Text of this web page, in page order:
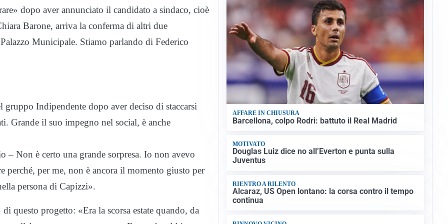
dopo aver annunciato il candidato a sindaco, cioè
Barone, arriva la conferma di altri due
Municipale. Stiamo parlando di Federico
Indipendente dopo aver deciso di staccarsi
Grande il suo impegno nel social, è anche
– Non è certo una grande sorpresa. Io non avevo
perché, per me, non è ancora il momento giusto per
persona di Capizzi».
questo progetto: «Era la scorsa estate quando, da
AFFARE IN CHIUSURA
Barcellona, colpo Rodri: battuto il Real Madrid
MOTIVATO
Douglas Luiz dice no all’Everton e punta sulla
Juventus
RIENTRO A RILENTO
Alcaraz, US Open lontano: la corsa contro il tempo
continua